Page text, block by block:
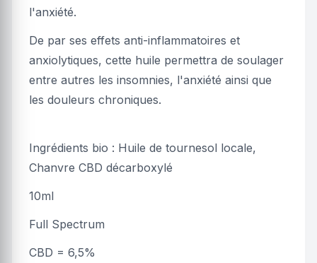
l'anxiété.
De par ses effets anti-inflammatoires et
anxiolytiques, cette huile permettra de soulager
entre autres les insomnies, l'anxiété ainsi que
les douleurs chroniques.
Ingrédients bio : Huile de tournesol locale,
Chanvre CBD décarboxylé
10ml
Full Spectrum
CBD = 6,5%